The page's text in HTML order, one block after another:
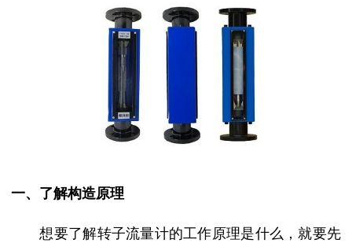
一、了解构造原理
想要了解转子流量计的工作原理是什么，就要先